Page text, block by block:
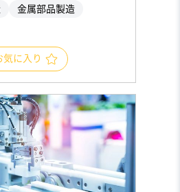
金属部品製造
気に入り